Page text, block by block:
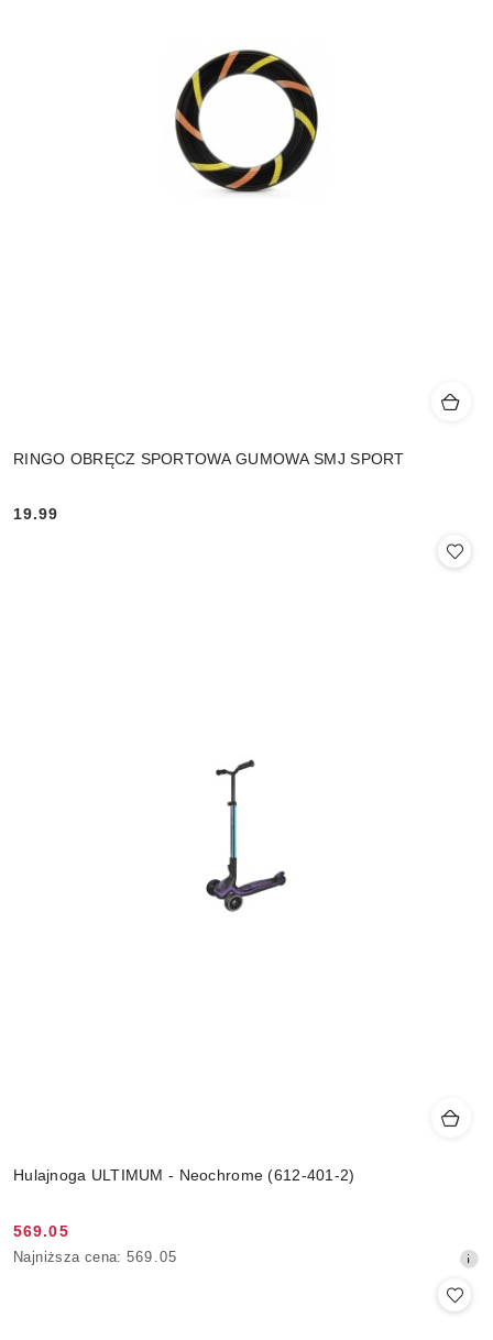
RINGO OBRĘCZ SPORTOWA GUMOWA SMJ SPORT
Cena:
19.99
Hulajnoga ULTIMUM - Neochrome (612-401-2)
Cena
promocyjna:
569.05
Najniższa
Najniższa cena: 569.05